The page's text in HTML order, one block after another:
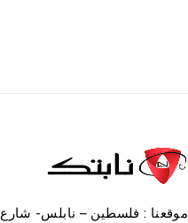
موقعنا : فلسطين – نابلس- شارع